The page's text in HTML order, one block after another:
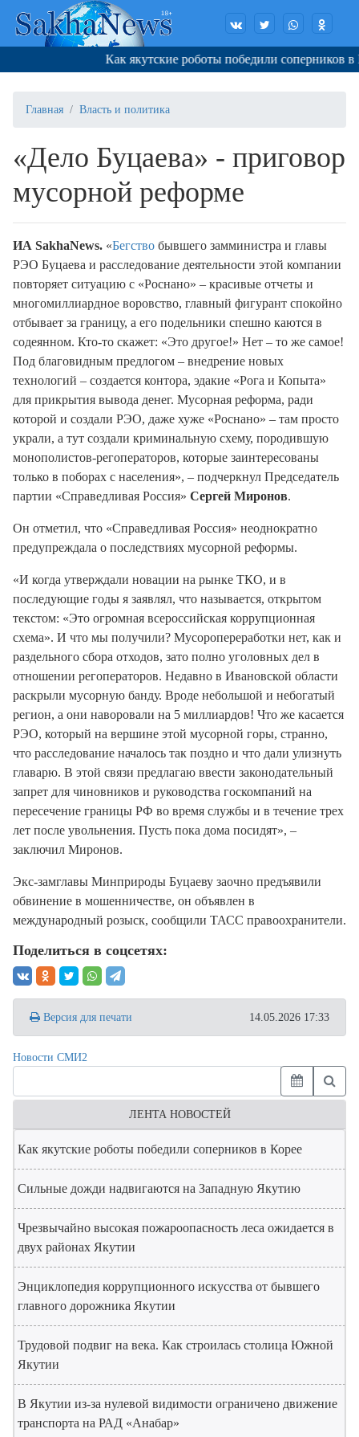
Как якутские роботы победили соперников в
Главная Власть и политика
«Дело Буцаева» - приговор
мусорной реформе
ИА SakhaNews. «Бегство бывшего замминистра и главы
РЭО Буцаева и расследование деятельности этой компании
повторяет ситуацию с «Роснано» – красивые отчеты и
многомиллиардное воровство, главный фигурант спокойно
отбывает за границу, а его подельники спешно каются в
содеянном. Кто-то скажет: «Это другое!» Нет – то же самое!
Под благовидным предлогом – внедрение новых
технологий – создается контора, эдакие «Рога и Копыта»
для прикрытия вывода денег. Мусорная реформа, ради
которой и создали РЭО, даже хуже «Роснано» – там просто
украли, а тут создали криминальную схему, породившую
монополистов-регоператоров, которые заинтересованы
только в поборах с населения», – подчеркнул Председатель
партии «Справедливая Россия» Сергей Миронов.
Он отметил, что «Справедливая Россия» неоднократно
предупреждала о последствиях мусорной реформы.
«И когда утверждали новации на рынке ТКО, и в
последующие годы я заявлял, что называется, открытом
текстом: «Это огромная всероссийская коррупционная
схема». И что мы получили? Мусоропереработки нет, как и
раздельного сбора отходов, зато полно уголовных дел в
отношении регоператоров. Недавно в Ивановской области
раскрыли мусорную банду. Вроде небольшой и небогатый
регион, а они наворовали на 5 миллиардов! Что же касается
РЭО, который на вершине этой мусорной горы, странно,
что расследование началось так поздно и что дали улизнуть
главарю. В этой связи предлагаю ввести законодательный
запрет для чиновников и руководства госкомпаний на
пересечение границы РФ во время службы и в течение трех
лет после увольнения. Пусть пока дома посидят», –
заключил Миронов.
Экс-замглавы Минприроды Буцаеву заочно предъявили
обвинение в мошенничестве, он объявлен в
международный розыск, сообщили ТАСС правоохранители.
Поделиться в соцсетях:
Версия для печати 14.05.2026 17:33
Новости СМИ2
ЛЕНТА НОВОСТЕЙ
Как якутские роботы победили соперников в Корее
Сильные дожди надвигаются на Западную Якутию
Чрезвычайно высокая пожароопасность леса ожидается в
двух районах Якутии
Энциклопедия коррупционного искусства от бывшего
главного дорожника Якутии
Трудовой подвиг на века. Как строилась столица Южной
Якутии
В Якутии из-за нулевой видимости ограничено движение
транспорта на РАД «Анабар»